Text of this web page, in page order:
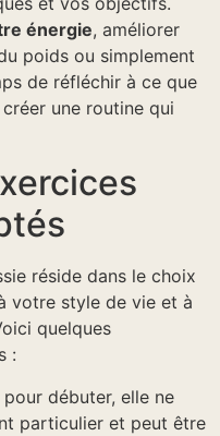
énergie, améliorer
poids ou simplement
de réfléchir à ce que
une routine qui
réside dans le choix
votre style de vie et à
quelques
:
pour débuter, elle ne
particulier et peut être